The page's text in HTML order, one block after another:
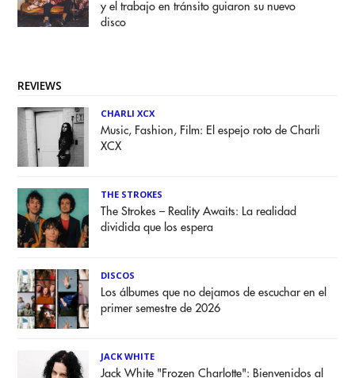
y el trabajo en tránsito guiaron su nuevo
disco
REVIEWS
CHARLI XCX
Music, Fashion, Film: El espejo roto de Charli
XCX
THE STROKES
The Strokes – Reality Awaits: La realidad
dividida que los espera
DISCOS
Los álbumes que no dejamos de escuchar en el
primer semestre de 2026
JACK WHITE
Jack White "Frozen Charlotte": Bienvenidos al